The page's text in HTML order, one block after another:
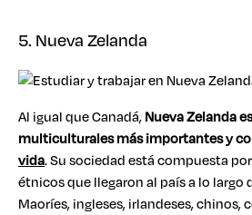
5. Nueva Zelanda
Al igual que Canadá,Nueva Zelanda
multiculturales más importantes y
vida. Su sociedad está compuesta
étnicos que llegaron al país a lo largo
Maoríes, ingleses, irlandeses, chinos,